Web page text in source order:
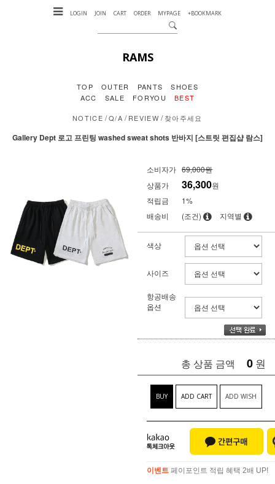
LOGIN JOIN CART ORDER MYPAGE +BOOKMARK
RAMS
TOP OUTER PANTS
SHOES
ACC
SALE FORYOU BEST
NOTICE /Q/A /REVIEW /찾아주세요
Gallery Dept 로고 프린팅 washed sweat shots 반바지 [스트릿 편집샵 람스]
소비자가 69,000원
상품가
36,300원
적립금
1%
배송비
(조건) 지역별
색상
사이즈
항공배송
옵션
총 상품 금액 0 원
BUY ADD CART ADD WISH
이벤트 페이포인트 적립 혜택 2배 UP!